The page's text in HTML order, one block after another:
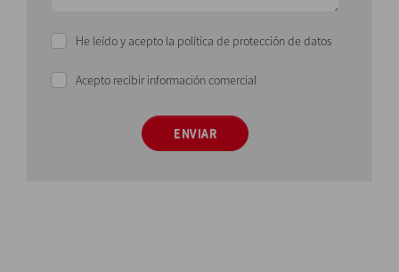
He leído y acepto la política de protección de datos
Acepto recibir información comercial
ENVIAR